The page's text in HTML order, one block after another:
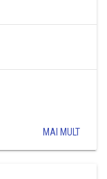
MAI MULT